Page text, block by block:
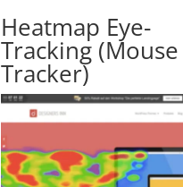
Heatmap Eye-
Tracking (Mouse
Tracker)